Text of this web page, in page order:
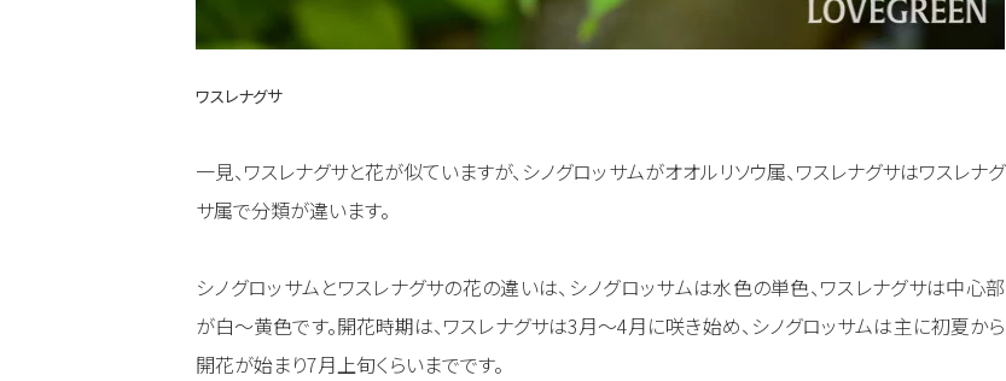
ワスレナグサ
一見、ワスレナグサと花が似ていますが、シノグロッサムがオオルリソウ属、ワスレナグサはワスレナグ
サ属で分類が違います。
シノグロッサムとワスレナグサの花の違いは、シノグロッサムは水色の単色、ワスレナグサは中心部
が白～黄色です。開花時期は、ワスレナグサは3月～4月に咲き始め、シノグロッサムは主に初夏から
開花が始まり7月上旬くらいまでです。